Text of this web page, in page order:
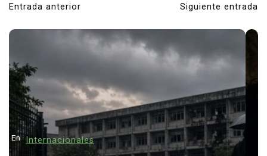
N
a
e
g
a
c
i
Entrada anterior Siguiente entrada